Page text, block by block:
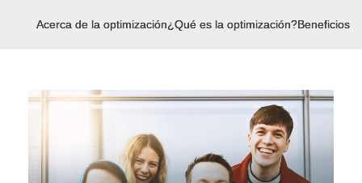
Acerca de la optimización¿Qué es la optimización?Beneficios